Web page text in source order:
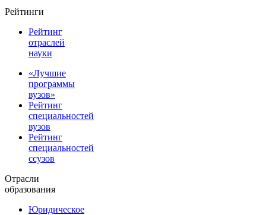
Рейтинги
Рейтинг
отраслей
науки
«Лучшие
программы
вузов»
Рейтинг
специальностей
вузов
Рейтинг
специальностей
ссузов
Отрасли
образования
Юридическое